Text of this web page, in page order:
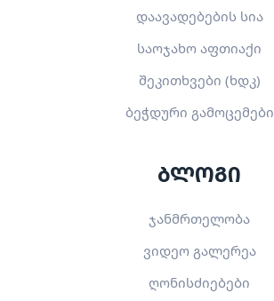
დაავადებების სია
საოჯახო აფთიაქი
შეკითხვები (ხდკ)
ბეჭდური გამოცემები
ბლოგი
ჯანმრთელობა
ვიდეო გალერეა
ღონისძიებები